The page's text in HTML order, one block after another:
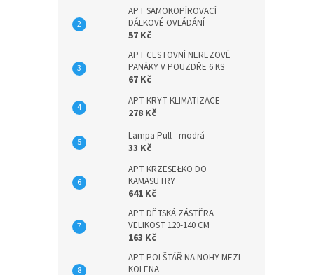
APT SAMOKOPÍROVACÍ
DÁLKOVÉ OVLÁDÁNÍ
57 Kč
APT CESTOVNÍ NEREZOVÉ
PANÁKY V POUZDŘE 6 KS
67 Kč
APT KRYT KLIMATIZACE
278 Kč
Lampa Pull - modrá
33 Kč
APT KRZESEŁKO DO
KAMASUTRY
641 Kč
APT DĚTSKÁ ZÁSTĚRA
VELIKOST 120-140 CM
163 Kč
APT POLŠTÁŘ NA NOHY MEZI
KOLENA